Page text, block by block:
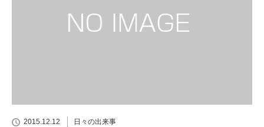
2015.12.12 日々の出来事